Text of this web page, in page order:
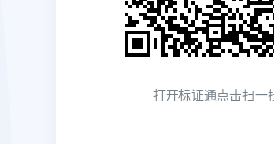
打开标证通点击扫一